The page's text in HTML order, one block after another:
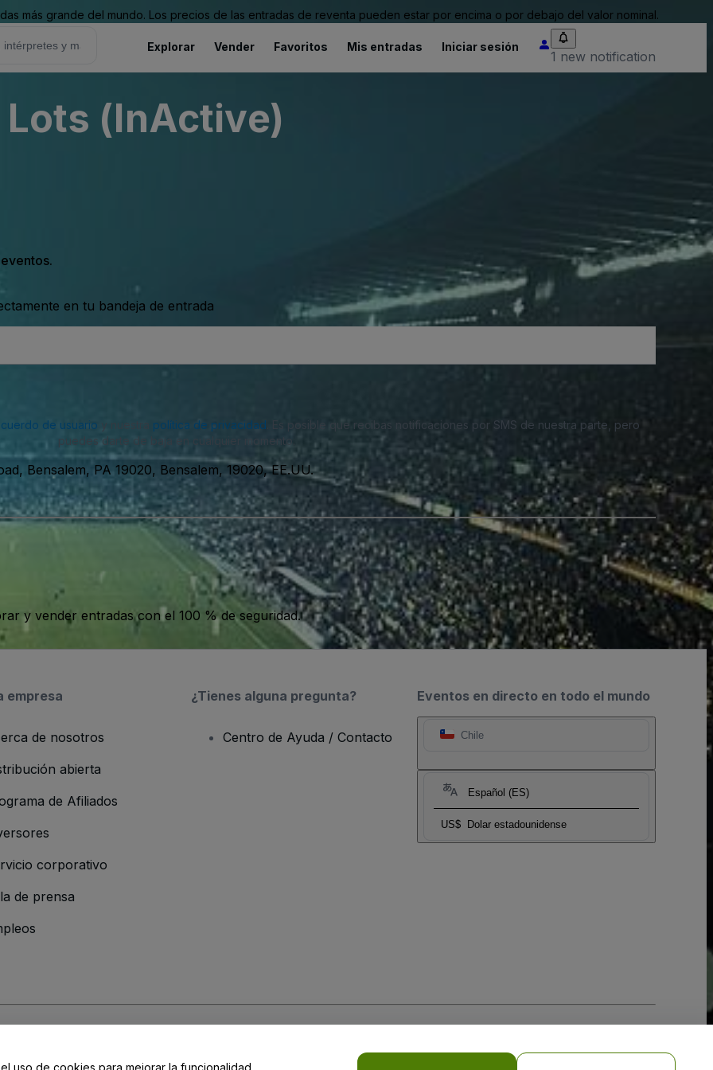
más grande del mundo. Los precios de las entradas de reventa pueden estar por encima o por debajo del valor nominal.
Explorar Vender Favoritos Mis entradas Iniciar sesión
1 new notification
(InActive)
en tu bandeja de entrada
de usuario política de privacidad . Es posible que recibas notificaciones por SMS de nuestra parte, pero
puedes darte de baja en cualquier momento.
Bensalem, PA 19020, Bensalem, 19020, EE.UU.
y vender entradas con el 100 % de seguridad.
Eventos en directo en todo el mundo
Chile
Español (ES)
US$ Dolar estadounidense
empresa
de nosotros
abierta
de Afiliados
corporativo
de prensa
¿Tienes alguna pregunta?
Centro de Ayuda / Contacto
y de laPolítica de Privacidad para Móviles
uso de cookies para mejorar la funcionalidad